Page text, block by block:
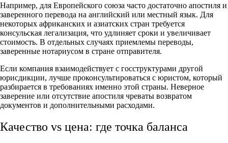
Например, для Европейского союза часто достаточно апостиля и
заверенного перевода на английский или местный язык. Для
некоторых африканских и азиатских стран требуется
консульская легализация, что удлиняет сроки и увеличивает
стоимость. В отдельных случаях приемлемы переводы,
заверенные нотариусом в стране отправителя.
Если компания взаимодействует с госструктурами другой
юрисдикции, лучше проконсультироваться с юристом, который
разбирается в требованиях именно этой страны. Неверное
заверение или отсутствие апостиля чреваты возвратом
документов и дополнительными расходами.
Качество vs цена: где точка баланса